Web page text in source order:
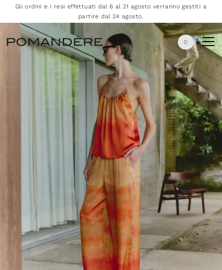
Gli ordini e i resi effettuati dal 6 al 21 agosto verranno gestiti a
partire dal 24 agosto.
0